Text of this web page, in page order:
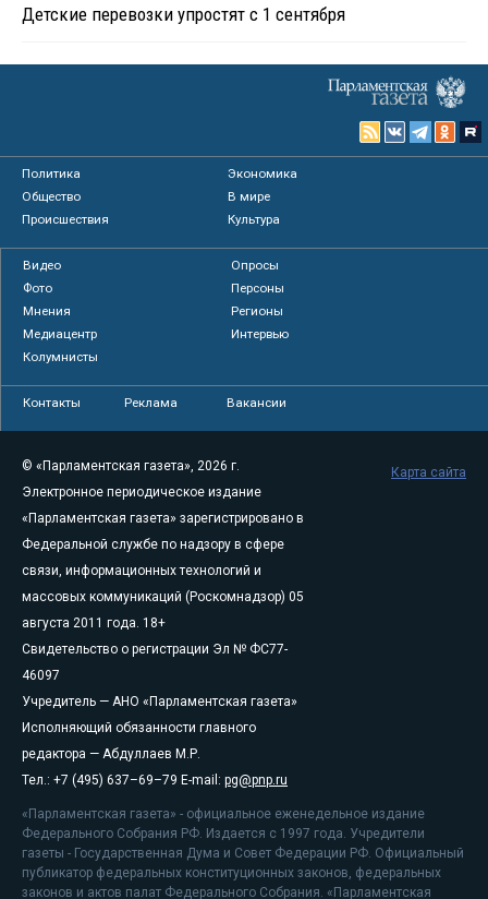
Детские перевозки упростят с 1 сентября
Политика
Экономика
Общество
В мире
Происшествия
Культура
Видео
Опросы
Фото
Персоны
Мнения
Регионы
Медиацентр
Интервью
Колумнисты
Контакты Реклама Вакансии
© «Парламентская газета», 2026 г.
Электронное периодическое издание
«Парламентская газета» зарегистрировано в
Федеральной службе по надзору в сфере
связи, информационных технологий и
массовых коммуникаций (Роскомнадзор) 05
августа 2011 года. 18+
Свидетельство о регистрации Эл № ФС77-
46097
Учредитель — АНО «Парламентская газета»
Исполняющий обязанности главного
редактора — Абдуллаев М.Р.
Тел.: +7 (495) 637–69–79 E-mail: pg@pnp.ru
«Парламентская газета» - официальное еженедельное издание
Федерального Собрания РФ. Издается с 1997 года. Учредители
газеты - Государственная Дума и Совет Федерации РФ. Официальный
публикатор федеральных конституционных законов, федеральных
законов и актов палат Федерального Собрания. «Парламентская
Карта сайта